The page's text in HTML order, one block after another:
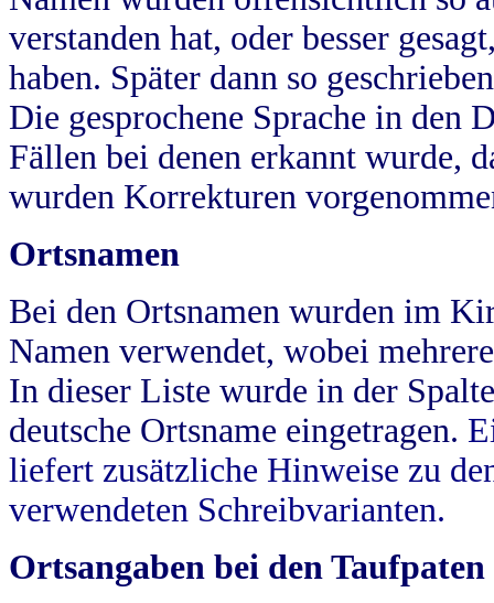
verstanden hat, oder besser
haben. Später dann so
Die gesprochene Sprache in
Fällen bei denen erkannt wurde,
wurden Korrekturen
Ortsnamen
Bei den Ortsnamen wurden im
Namen verwendet, wobei
In dieser Liste wurde in der
deutsche Ortsname eingetragen.
liefert zusätzliche Hinweise zu
verwendeten Schreibvarianten.
Ortsangaben bei den Taufpaten